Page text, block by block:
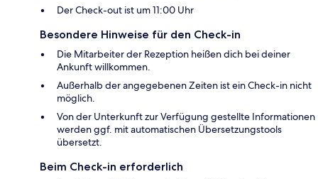
Der Check-out ist um 11:00 Uhr
Besondere Hinweise für den Check-in
Die Mitarbeiter der Rezeption heißen dich bei deiner
Ankunft willkommen.
Außerhalb der angegebenen Zeiten ist ein Check-in nicht
möglich.
Von der Unterkunft zur Verfügung gestellte Informationen
werden ggf. mit automatischen Übersetzungstools
übersetzt.
Beim Check-in erforderlich